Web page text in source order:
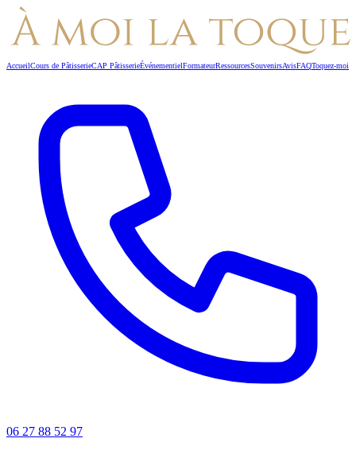
AccueilCours de PâtisserieCAP PâtisserieÉvénementielFormateurRessourcesSouvenirsAvisFAQToquez-moi
06 27 88 52 97